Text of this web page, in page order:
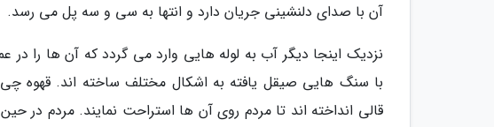
آن با صدای دلنشینی جریان دارد و انتها به سی و سه پل می رسد.
نزدیک اینجا دیگر آب به لوله هایی وارد می گردد که آن ها را
با سنگ هایی صیقل یافته به اشکال مختلف ساخته اند. قهوه
قالی انداخته اند تا مردم روی آن ها استراحت نمایند. مردم